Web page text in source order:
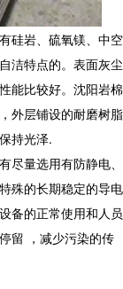
硅岩、硫氧镁、中空
洁特点的。表面灰尘
能比较好。沈阳岩棉
外层铺设的耐磨树脂
持光泽.
尽量选用有防静电、
殊的长期稳定的导电
备的正常使用和人员
留 ，减少污染的传